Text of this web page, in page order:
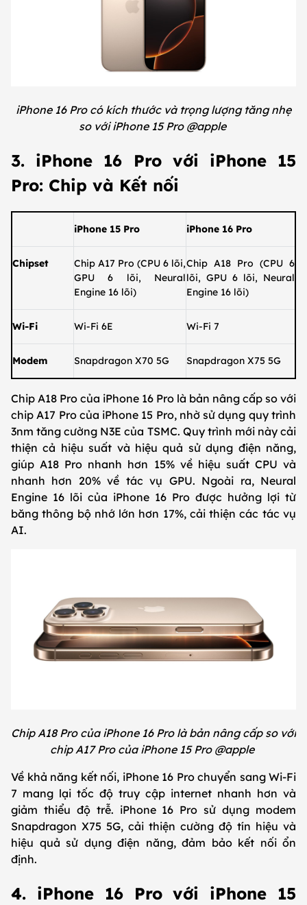
iPhone 16 Pro có kích thước và trọng lượng tăng nhẹ
so với iPhone 15 Pro @apple
3. iPhone 16 Pro với iPhone 15
Pro: Chip và Kết nối
iPhone 15 Pro iPhone 16 Pro
Chipset
Chip A17 Pro (CPU 6 lõi,
GPU 6 lõi, Neural
Engine 16 lõi)
Chip A18 Pro (CPU 6
lõi, GPU 6 lõi, Neural
Engine 16 lõi)
Wi-Fi Wi-Fi 6E Wi‑Fi 7
Modem Snapdragon X70 5G Snapdragon X75 5G
Chip A18 Pro của iPhone 16 Pro là bản nâng cấp so với
chip A17 Pro của iPhone 15 Pro, nhờ sử dụng quy trình
3nm tăng cường N3E của TSMC. Quy trình mới này cải
thiện cả hiệu suất và hiệu quả sử dụng điện năng,
giúp A18 Pro nhanh hơn 15% về hiệu suất CPU và
nhanh hơn 20% về tác vụ GPU. Ngoài ra, Neural
Engine 16 lõi của iPhone 16 Pro được hưởng lợi từ
băng thông bộ nhớ lớn hơn 17%, cải thiện các tác vụ
AI.
Chip A18 Pro của iPhone 16 Pro là bản nâng cấp so với
chip A17 Pro của iPhone 15 Pro @apple
Về khả năng kết nối, iPhone 16 Pro chuyển sang Wi-Fi
7 mang lại tốc độ truy cập internet nhanh hơn và
giảm thiểu độ trễ. iPhone 16 Pro sử dụng modem
Snapdragon X75 5G, cải thiện cường độ tín hiệu và
hiệu quả sử dụng điện năng, đảm bảo kết nối ổn
định.
4. iPhone 16 Pro với iPhone 15